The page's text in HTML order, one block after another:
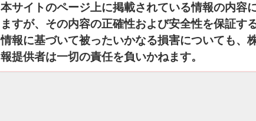
本サイトのページ上に掲載されている情報の内容
ますが、その内容の正確性および安全性を保証す
情報に基づいて被ったいかなる損害についても、
報提供者は一切の責任を負いかねます。